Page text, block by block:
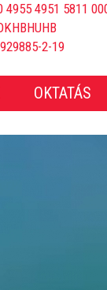
4955 4951 5811
2-19
OKTATÁS